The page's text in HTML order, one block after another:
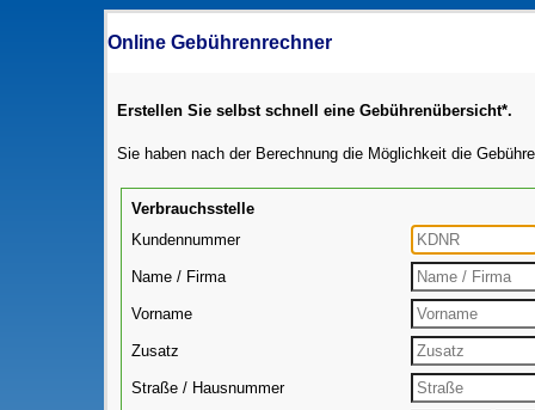
Online Gebührenrechner
Erstellen Sie selbst schnell eine Gebührenübersicht*.
Sie haben nach der Berechnung die Möglichkeit die
Verbrauchsstelle
Kundennummer
Name / Firma
Vorname
Zusatz
Straße / Hausnummer